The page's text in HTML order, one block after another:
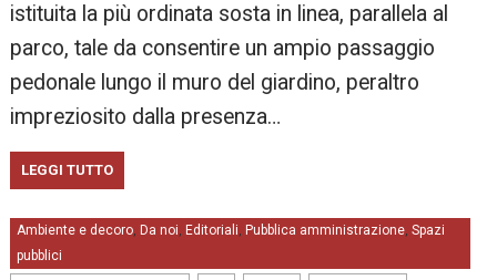
istituita la più ordinata sosta in linea, parallela al
parco, tale da consentire un ampio passaggio
pedonale lungo il muro del giardino, peraltro
impreziosito dalla presenza…
LEGGI TUTTO
Ambiente e decoro, Da noi, Editoriali, Pubblica amministrazione,Spazi
pubblici